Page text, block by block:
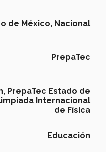
de México, Nacional
PrepaTec
PrepaTec Estado de
Internacional
de Física
Educación